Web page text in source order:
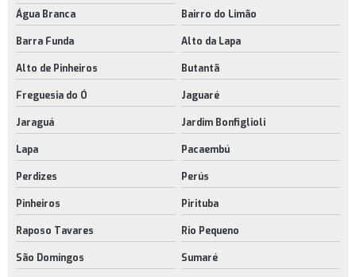
Pés niveladores para mesas
Pés niveladores preço
Ponteira pvc externa
Ponteiras cromadas para móveis
Ponteiras de pvc para tubos
Ponteiras externas pvc
Preço de rodízios para móveis
Puxador alça plástico
Puxador de plástico preço
Puxador gaveta plástico
Água Branca Bairro do Limão
Barra Funda Alto da Lapa
Alto de Pinheiros Butantã
Freguesia do Ó Jaguaré
Jaraguá Jardim Bonfiglioli
Lapa Pacaembú
Perdizes Perús
Pinheiros Pirituba
Raposo Tavares Rio Pequeno
São Domingos Sumaré